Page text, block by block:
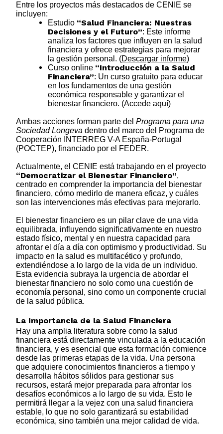
Entre los proyectos más destacados de CENIE se
incluyen:
Estudio “Salud Financiera: Nuestras
Decisiones y el Futuro”: Este informe
analiza los factores que influyen en la salud
financiera y ofrece estrategias para mejorar
la gestión personal. (Descargar informe)
Curso online “Introducción a la Salud
Financiera”: Un curso gratuito para educar
en los fundamentos de una gestión
económica responsable y garantizar el
bienestar financiero. (Accede aquí)
Ambas acciones forman parte del Programa para una
Sociedad Longeva dentro del marco del Programa de
Cooperación INTERREG V-A España-Portugal
(POCTEP), financiado por el FEDER.
Actualmente, el CENIE está trabajando en el proyecto
“Democratizar el Bienestar Financiero”,
centrado en comprender la importancia del bienestar
financiero, cómo medirlo de manera eficaz, y cuáles
son las intervenciones más efectivas para mejorarlo.
El bienestar financiero es un pilar clave de una vida
equilibrada, influyendo significativamente en nuestro
estado físico, mental y en nuestra capacidad para
afrontar el día a día con optimismo y productividad. Su
impacto en la salud es multifacético y profundo,
extendiéndose a lo largo de la vida de un individuo.
Esta evidencia subraya la urgencia de abordar el
bienestar financiero no solo como una cuestión de
economía personal, sino como un componente crucial
de la salud pública.
La Importancia de la Salud Financiera
Hay una amplia literatura sobre como la salud
financiera está directamente vinculada a la educación
financiera, y es esencial que esta formación comience
desde las primeras etapas de la vida. Una persona
que adquiere conocimientos financieros a tiempo y
desarrolla hábitos sólidos para gestionar sus
recursos, estará mejor preparada para afrontar los
desafíos económicos a lo largo de su vida. Esto le
permitirá llegar a la vejez con una salud financiera
estable, lo que no solo garantizará su estabilidad
económica, sino también una mejor calidad de vida.